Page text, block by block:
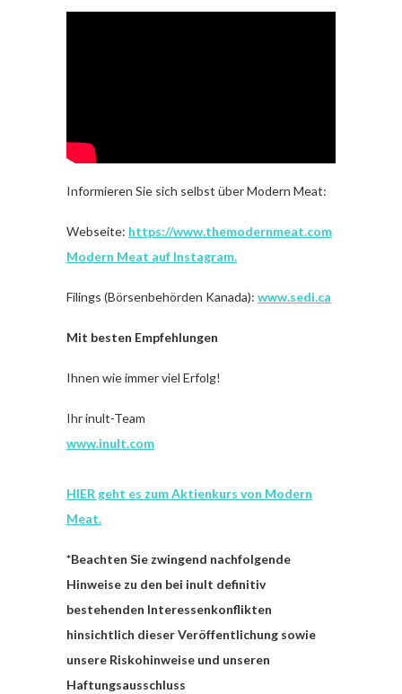
Informieren Sie sich selbst über Modern Meat:
Webseite: https://www.themodernmeat.com
Modern Meat auf Instagram.
Filings (Börsenbehörden Kanada): www.sedi.ca
Mit besten Empfehlungen
Ihnen wie immer viel Erfolg!
Ihr inult-Team
www.inult.com
HIER geht es zum Aktienkurs von Modern
Meat.
*Beachten Sie zwingend nachfolgende
Hinweise zu den bei inult definitiv
bestehenden Interessenkonflikten
hinsichtlich dieser Veröffentlichung sowie
unsere Riskohinweise und unseren
Haftungsausschluss